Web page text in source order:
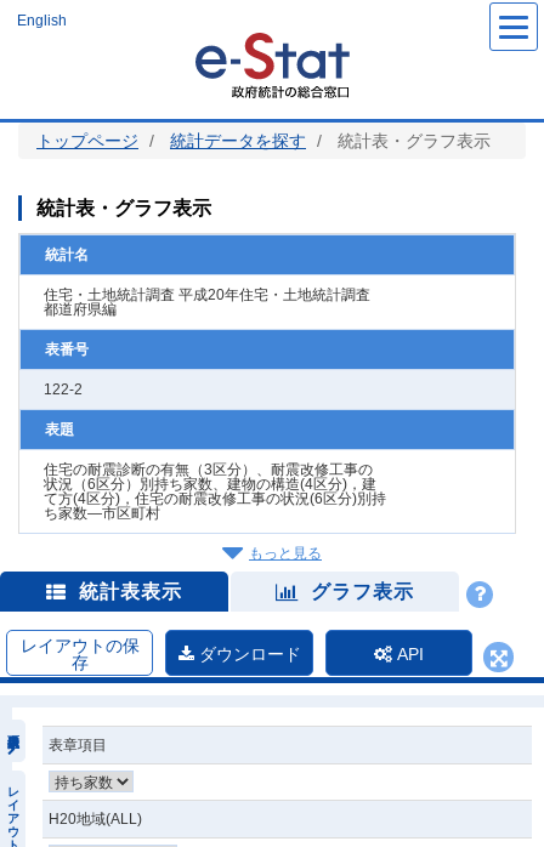
ツ
English
トップページ 統計データを探す 統計表・グラフ表示
統計表・グラフ表示
統計名
住宅・土地統計調査 平成20年住宅・土地統計調査
都道府県編
表番号
122-2
表題
住宅の耐震診断の有無（3区分）、耐震改修工事の
状況（6区分）別持ち家数、建物の構造(4区分)，建
て方(4区分)，住宅の耐震改修工事の状況(6区分)別持
ち家数―市区町村
もっと見る
統計表表示 グラフ表示
レイアウトの保
存
ダウンロード API
レイアウト設定
表章項目
H20地域(ALL)